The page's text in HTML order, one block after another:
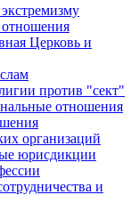
Церковь и
против "сект"
отношения
организаций
юрисдикции
и